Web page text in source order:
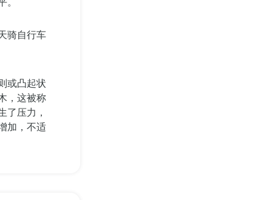
骑自行车
或凸起状
，这被称
了压力，
加，不适